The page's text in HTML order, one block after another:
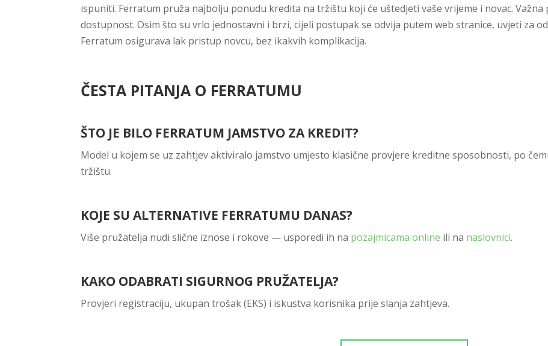
ispuniti. Ferratum pruža najbolju ponudu kredita na tržištu koji će uštedjeti vaše vrijeme i novac.
dostupnost. Osim što su vrlo jednostavni i brzi, cijeli postupak se odvija putem web stranice, uvjeti za
Ferratum osigurava lak pristup novcu, bez ikakvih komplikacija.
ČESTA PITANJA O FERRATUMU
ŠTO JE BILO FERRATUM JAMSTVO ZA KREDIT?
Model u kojem se uz zahtjev aktiviralo jamstvo umjesto klasične provjere kreditne sposobnosti, po
tržištu.
KOJE SU ALTERNATIVE FERRATUMU DANAS?
Više pružatelja nudi slične iznose i rokove — usporedi ih na pozajmicama online ili na naslovnici.
KAKO ODABRATI SIGURNOG PRUŽATELJA?
Provjeri registraciju, ukupan trošak (EKS) i iskustva korisnika prije slanja zahtjeva.